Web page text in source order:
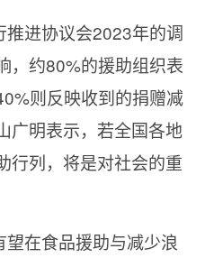
推进协议会2023年的调
，约80%的援助组织表
则反映收到的捐赠减
广明表示，若全国各地
行列，将是对社会的重
在食品援助与减少浪